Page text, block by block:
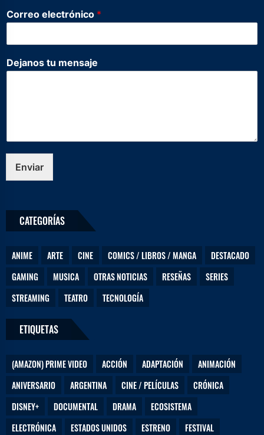
e
l
c
r
e
ó
i
s
Correo electrónico *
Dejanos tu mensaje
Enviar
CATEGORÍAS
ANIME ARTE CINE COMICS / LIBROS / MANGA
DESTACADO
GAMING
MUSICA OTRAS NOTICIAS RESEÑAS
SERIES
STREAMING
TEATRO TECNOLOGÍA
ETIQUETAS
(AMAZON) PRIME VIDEO ACCIÓN ADAPTACIÓN
ANIMACIÓN
ANIVERSARIO
ARGENTINA CINE / PELÍCULAS
CRÓNICA
DISNEY+
DOCUMENTAL DRAMA
ECOSISTEMA
ELECTRÓNICA
ESTADOS UNIDOS ESTRENO
FESTIVAL